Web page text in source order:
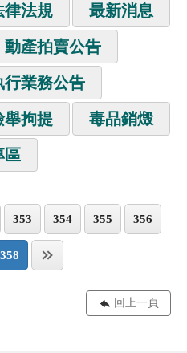
律法規 最新消息
動產拍賣公告
行業務公告
舉拘提 毒品銷燬
區
353 354 355 356
358
回上一頁